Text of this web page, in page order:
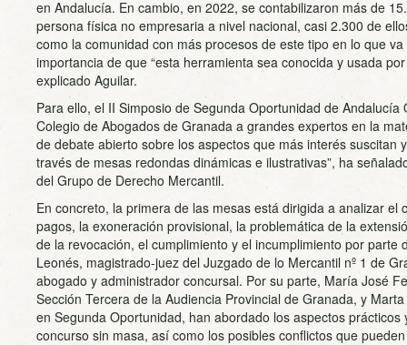
en Andalucía. En cambio, en 2022, se contabilizaron más de
persona física no empresaria a nivel nacional, casi 2.300 de
como la comunidad con más procesos de este tipo en lo que
importancia de que “esta herramienta sea conocida y usada
explicado Aguilar.
Para ello, el II Simposio de Segunda Oportunidad de
Colegio de Abogados de Granada a grandes expertos en la
de debate abierto sobre los aspectos que más interés suscitan
través de mesas redondas dinámicas e ilustrativas”, ha
del Grupo de Derecho Mercantil.
En concreto, la primera de las mesas está dirigida a analizar el
pagos, la exoneración provisional, la problemática de la
de la revocación, el cumplimiento y el incumplimiento por parte
Leonés, magistrado-juez del Juzgado de lo Mercantil nº 1 de
abogado y administrador concursal. Por su parte, María José
Sección Tercera de la Audiencia Provincial de Granada, y
en Segunda Oportunidad, han abordado los aspectos
concurso sin masa, así como los posibles conflictos que